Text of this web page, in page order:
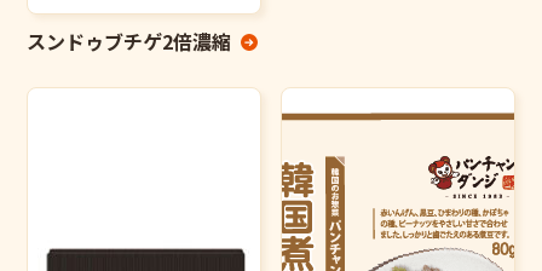
スンドゥブチゲ2倍濃縮